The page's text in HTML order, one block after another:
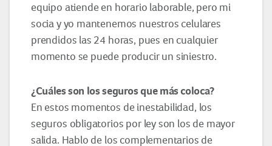
equipo atiende en horario laborable, pero mi
socia y yo mantenemos nuestros celulares
prendidos las 24 horas, pues en cualquier
momento se puede producir un siniestro.
¿Cuáles son los seguros que más coloca?
En estos momentos de inestabilidad, los
seguros obligatorios por ley son los de mayor
salida. Hablo de los complementarios de